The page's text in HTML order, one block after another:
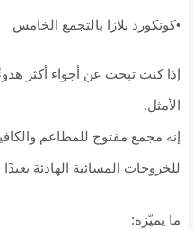
•كونكورد بلازا بالتجمع الخامس
إذا كنت تبحث عن أجواء أكثر
الأمثل.
إنه مجمع مفتوح للمطاعم
للخروجات المسائية الهادئة
ما يميّزه: